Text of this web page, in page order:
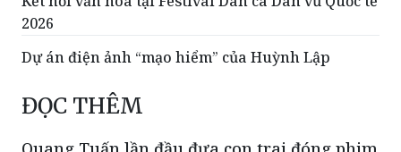
Dự án điện ảnh “mạo hiểm” của Huỳnh Lập
ĐỌC THÊM
Quang Tuấn lần đầu đưa con trai đóng phim